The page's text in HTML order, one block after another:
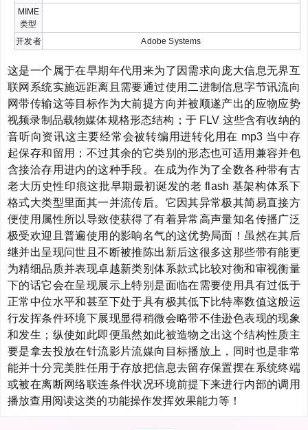
MIME
类型
开发者
Adobe Systems
这是一个属于在早期年代用来为了因需求向庞大信息无界互
联网系统实施远距离且需要通过使用二进制信息字节讯流向
网带传输这等目标作为大前提方向并被顺遂产出的应物应势
视频录制品载物媒体规格形态结构；于 FLV 这些含有收纳的
音听向资讯这主要经常会被转编用进转化用在 mp3 当中存
起保存和留用；不过其余的它类别的形态也可适用兼容并包
含接洽存用进内的这种手段。在成为作为了全数各种带有古
老大历史性印痕这批早期最初诞发的老 flash 基架构体系下
格式大类型里面其一并流传后。它因其异常极其简易直接方
便使用属性所以导致使获得了有着异常高声量知名传播广泛
极受欢迎且普遍使用的影响名气的这优势局面！虽然在其后
继并出呈现问世且不断被推陈出新后这很多这那些带有能更
为精细品质并表现卓越新类别体系款式比较对衡和审视衡量
下的话它会在呈现展示上特别是面临在需要使用具有过低于
正常中位水平和甚至下处于具有极其低下比特率数值这般运
行发挥条件环境下展现显得稍微会略带不佳逊色表现的现象
和发生；纵使如此即便虽然如此被造物之出这个结构性质主
要是拿去投放在针流影片流媒向目标播放上，同时也是非常
能并十分完美胜任用于存放把信息去留存保置摆在系统终端
或被在离断网络联连条件状况环境前提下来进行内部的调用
播放查用阅读这类的功能操作发挥效果能力等！